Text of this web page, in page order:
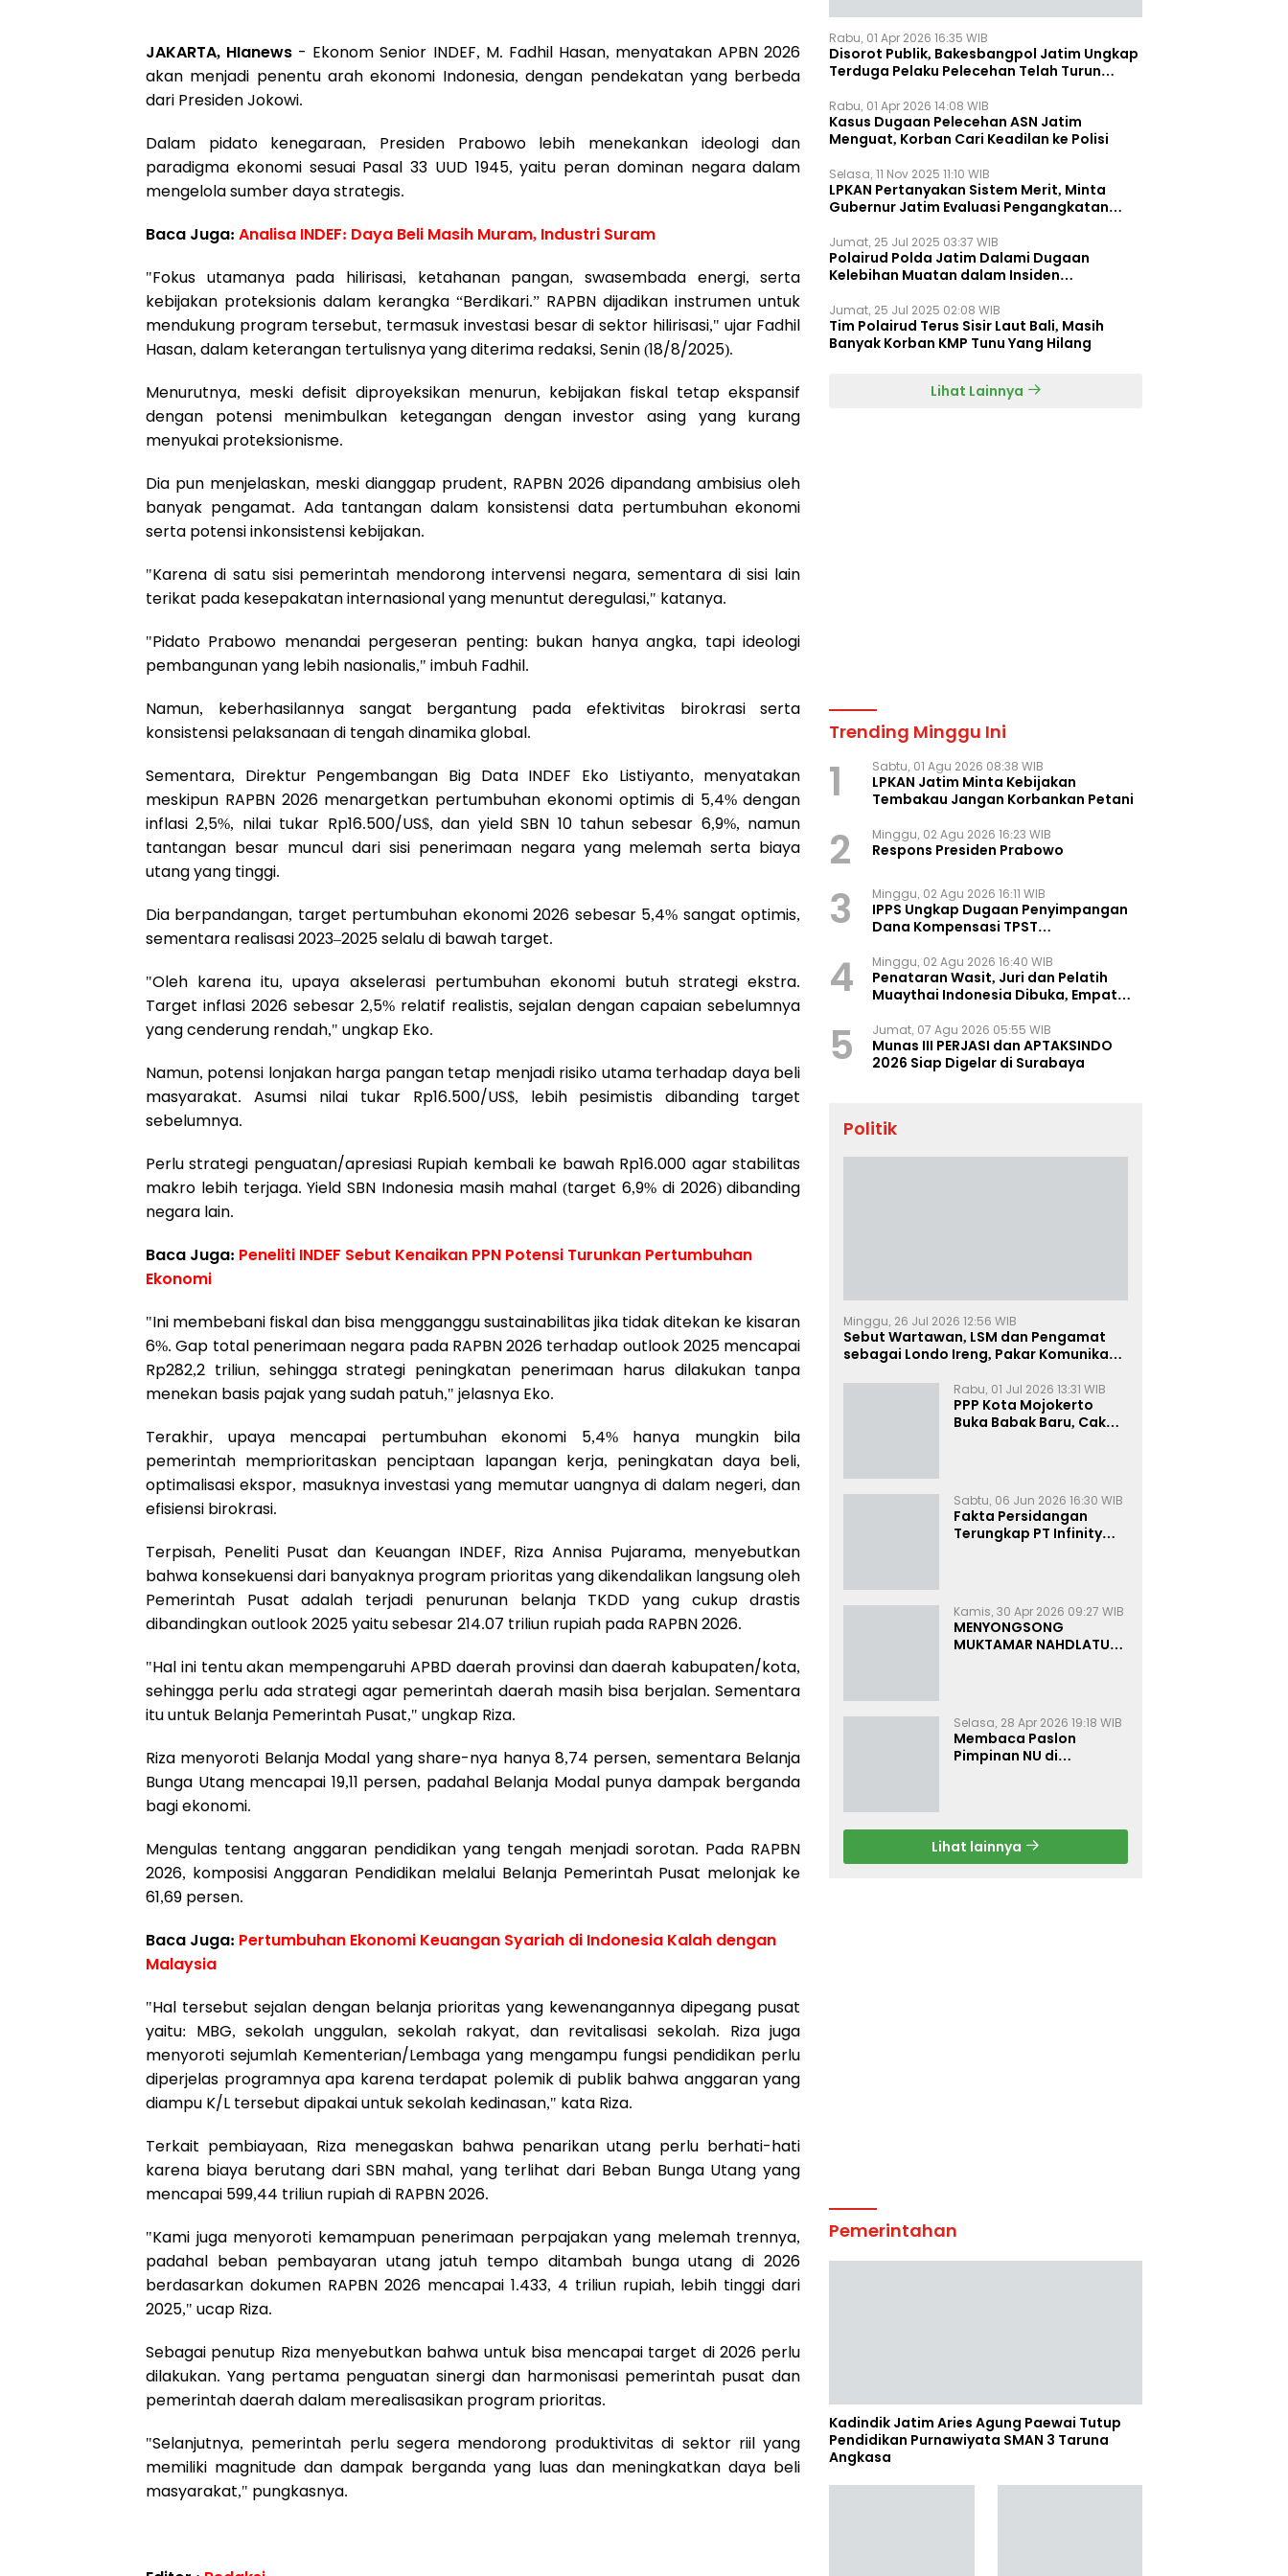
JAKARTA, HIanews - Ekonom Senior INDEF, M. Fadhil Hasan, menyatakan APBN 2026
akan menjadi penentu arah ekonomi Indonesia, dengan pendekatan yang berbeda
dari Presiden Jokowi.
Dalam pidato kenegaraan, Presiden Prabowo lebih menekankan ideologi dan
paradigma ekonomi sesuai Pasal 33 UUD 1945, yaitu peran dominan negara dalam
mengelola sumber daya strategis.
Baca Juga: Analisa INDEF: Daya Beli Masih Muram, Industri Suram
"Fokus utamanya pada hilirisasi, ketahanan pangan, swasembada energi, serta
kebijakan proteksionis dalam kerangka “Berdikari.” RAPBN dijadikan instrumen untuk
mendukung program tersebut, termasuk investasi besar di sektor hilirisasi," ujar Fadhil
Hasan, dalam keterangan tertulisnya yang diterima redaksi, Senin (18/8/2025).
Menurutnya, meski defisit diproyeksikan menurun, kebijakan fiskal tetap ekspansif
dengan potensi menimbulkan ketegangan dengan investor asing yang kurang
menyukai proteksionisme.
Dia pun menjelaskan, meski dianggap prudent, RAPBN 2026 dipandang ambisius oleh
banyak pengamat. Ada tantangan dalam konsistensi data pertumbuhan ekonomi
serta potensi inkonsistensi kebijakan.
"Karena di satu sisi pemerintah mendorong intervensi negara, sementara di sisi lain
terikat pada kesepakatan internasional yang menuntut deregulasi," katanya.
"Pidato Prabowo menandai pergeseran penting: bukan hanya angka, tapi ideologi
pembangunan yang lebih nasionalis," imbuh Fadhil.
Namun, keberhasilannya sangat bergantung pada efektivitas birokrasi serta
konsistensi pelaksanaan di tengah dinamika global.
Sementara, Direktur Pengembangan Big Data INDEF Eko Listiyanto, menyatakan
meskipun RAPBN 2026 menargetkan pertumbuhan ekonomi optimis di 5,4% dengan
inflasi 2,5%, nilai tukar Rp16.500/US$, dan yield SBN 10 tahun sebesar 6,9%, namun
tantangan besar muncul dari sisi penerimaan negara yang melemah serta biaya
utang yang tinggi.
Dia berpandangan, target pertumbuhan ekonomi 2026 sebesar 5,4% sangat optimis,
sementara realisasi 2023–2025 selalu di bawah target.
"Oleh karena itu, upaya akselerasi pertumbuhan ekonomi butuh strategi ekstra.
Target inflasi 2026 sebesar 2,5% relatif realistis, sejalan dengan capaian sebelumnya
yang cenderung rendah," ungkap Eko.
Namun, potensi lonjakan harga pangan tetap menjadi risiko utama terhadap daya beli
masyarakat. Asumsi nilai tukar Rp16.500/US$, lebih pesimistis dibanding target
sebelumnya.
Perlu strategi penguatan/apresiasi Rupiah kembali ke bawah Rp16.000 agar stabilitas
makro lebih terjaga. Yield SBN Indonesia masih mahal (target 6,9% di 2026) dibanding
negara lain.
Baca Juga: Peneliti INDEF Sebut Kenaikan PPN Potensi Turunkan Pertumbuhan
Ekonomi
"Ini membebani fiskal dan bisa mengganggu sustainabilitas jika tidak ditekan ke kisaran
6%. Gap total penerimaan negara pada RAPBN 2026 terhadap outlook 2025 mencapai
Rp282,2 triliun, sehingga strategi peningkatan penerimaan harus dilakukan tanpa
menekan basis pajak yang sudah patuh," jelasnya Eko.
Terakhir, upaya mencapai pertumbuhan ekonomi 5,4% hanya mungkin bila
pemerintah memprioritaskan penciptaan lapangan kerja, peningkatan daya beli,
optimalisasi ekspor, masuknya investasi yang memutar uangnya di dalam negeri, dan
efisiensi birokrasi.
Terpisah, Peneliti Pusat dan Keuangan INDEF, Riza Annisa Pujarama, menyebutkan
bahwa konsekuensi dari banyaknya program prioritas yang dikendalikan langsung oleh
Pemerintah Pusat adalah terjadi penurunan belanja TKDD yang cukup drastis
dibandingkan outlook 2025 yaitu sebesar 214.07 triliun rupiah pada RAPBN 2026.
"Hal ini tentu akan mempengaruhi APBD daerah provinsi dan daerah kabupaten/kota,
sehingga perlu ada strategi agar pemerintah daerah masih bisa berjalan. Sementara
itu untuk Belanja Pemerintah Pusat," ungkap Riza.
Riza menyoroti Belanja Modal yang share-nya hanya 8,74 persen, sementara Belanja
Bunga Utang mencapai 19,11 persen, padahal Belanja Modal punya dampak berganda
bagi ekonomi.
Mengulas tentang anggaran pendidikan yang tengah menjadi sorotan. Pada RAPBN
2026, komposisi Anggaran Pendidikan melalui Belanja Pemerintah Pusat melonjak ke
61,69 persen.
Baca Juga: Pertumbuhan Ekonomi Keuangan Syariah di Indonesia Kalah dengan
Malaysia
"Hal tersebut sejalan dengan belanja prioritas yang kewenangannya dipegang pusat
yaitu: MBG, sekolah unggulan, sekolah rakyat, dan revitalisasi sekolah. Riza juga
menyoroti sejumlah Kementerian/Lembaga yang mengampu fungsi pendidikan perlu
diperjelas programnya apa karena terdapat polemik di publik bahwa anggaran yang
diampu K/L tersebut dipakai untuk sekolah kedinasan," kata Riza.
Terkait pembiayaan, Riza menegaskan bahwa penarikan utang perlu berhati-hati
karena biaya berutang dari SBN mahal, yang terlihat dari Beban Bunga Utang yang
mencapai 599,44 triliun rupiah di RAPBN 2026.
"Kami juga menyoroti kemampuan penerimaan perpajakan yang melemah trennya,
padahal beban pembayaran utang jatuh tempo ditambah bunga utang di 2026
berdasarkan dokumen RAPBN 2026 mencapai 1.433, 4 triliun rupiah, lebih tinggi dari
2025," ucap Riza.
Sebagai penutup Riza menyebutkan bahwa untuk bisa mencapai target di 2026 perlu
dilakukan. Yang pertama penguatan sinergi dan harmonisasi pemerintah pusat dan
pemerintah daerah dalam merealisasikan program prioritas.
"Selanjutnya, pemerintah perlu segera mendorong produktivitas di sektor riil yang
memiliki magnitude dan dampak berganda yang luas dan meningkatkan daya beli
masyarakat," pungkasnya.
Rabu, 01 Apr 2026 16:35 WIB
Disorot Publik, Bakesbangpol Jatim Ungkap
Terduga Pelaku Pelecehan Telah Turun
Rabu, 01 Apr 2026 14:08 WIB
Kasus Dugaan Pelecehan ASN Jatim
Menguat, Korban Cari Keadilan ke Polisi
Selasa, 11 Nov 2025 11:10 WIB
LPKAN Pertanyakan Sistem Merit, Minta
Gubernur Jatim Evaluasi Pengangkatan
Jumat, 25 Jul 2025 03:37 WIB
Polairud Polda Jatim Dalami Dugaan
Kelebihan Muatan dalam Insiden
Jumat, 25 Jul 2025 02:08 WIB
Tim Polairud Terus Sisir Laut Bali, Masih
Banyak Korban KMP Tunu Yang Hilang
Lihat Lainnya
Trending Minggu Ini
1 Sabtu, 01 Agu 2026 08:38 WIB
LPKAN Jatim Minta Kebijakan
Tembakau Jangan Korbankan Petani
2 Minggu, 02 Agu 2026 16:23 WIB
Respons Presiden Prabowo
3 Minggu, 02 Agu 2026 16:11 WIB
IPPS Ungkap Dugaan Penyimpangan
Dana Kompensasi TPST
4 Minggu, 02 Agu 2026 16:40 WIB
Penataran Wasit, Juri dan Pelatih
Muaythai Indonesia Dibuka, Empat
5 Jumat, 07 Agu 2026 05:55 WIB
Munas III PERJASI dan APTAKSINDO
2026 Siap Digelar di Surabaya
Politik
Minggu, 26 Jul 2026 12:56 WIB
Sebut Wartawan, LSM dan Pengamat
sebagai Londo Ireng, Pakar Komunikasi:
Rabu, 01 Jul 2026 13:31 WIB
PPP Kota Mojokerto
Buka Babak Baru, Cak
Sabtu, 06 Jun 2026 16:30 WIB
Fakta Persidangan
Terungkap PT Infinity
Kamis, 30 Apr 2026 09:27 WIB
MENYONGSONG
MUKTAMAR NAHDLATUL
Selasa, 28 Apr 2026 19:18 WIB
Membaca Paslon
Pimpinan NU di
Lihat lainnya
Pemerintahan
Kadindik Jatim Aries Agung Paewai Tutup
Pendidikan Purnawiyata SMAN 3 Taruna
Angkasa